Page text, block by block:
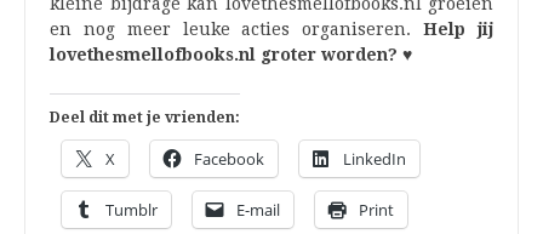
en nog meer leuke acties organiseren.Help jij
lovethesmellofbooks.nl groter worden? ♥
Deel dit met je vrienden:
X Facebook LinkedIn
Tumblr E-mail Print